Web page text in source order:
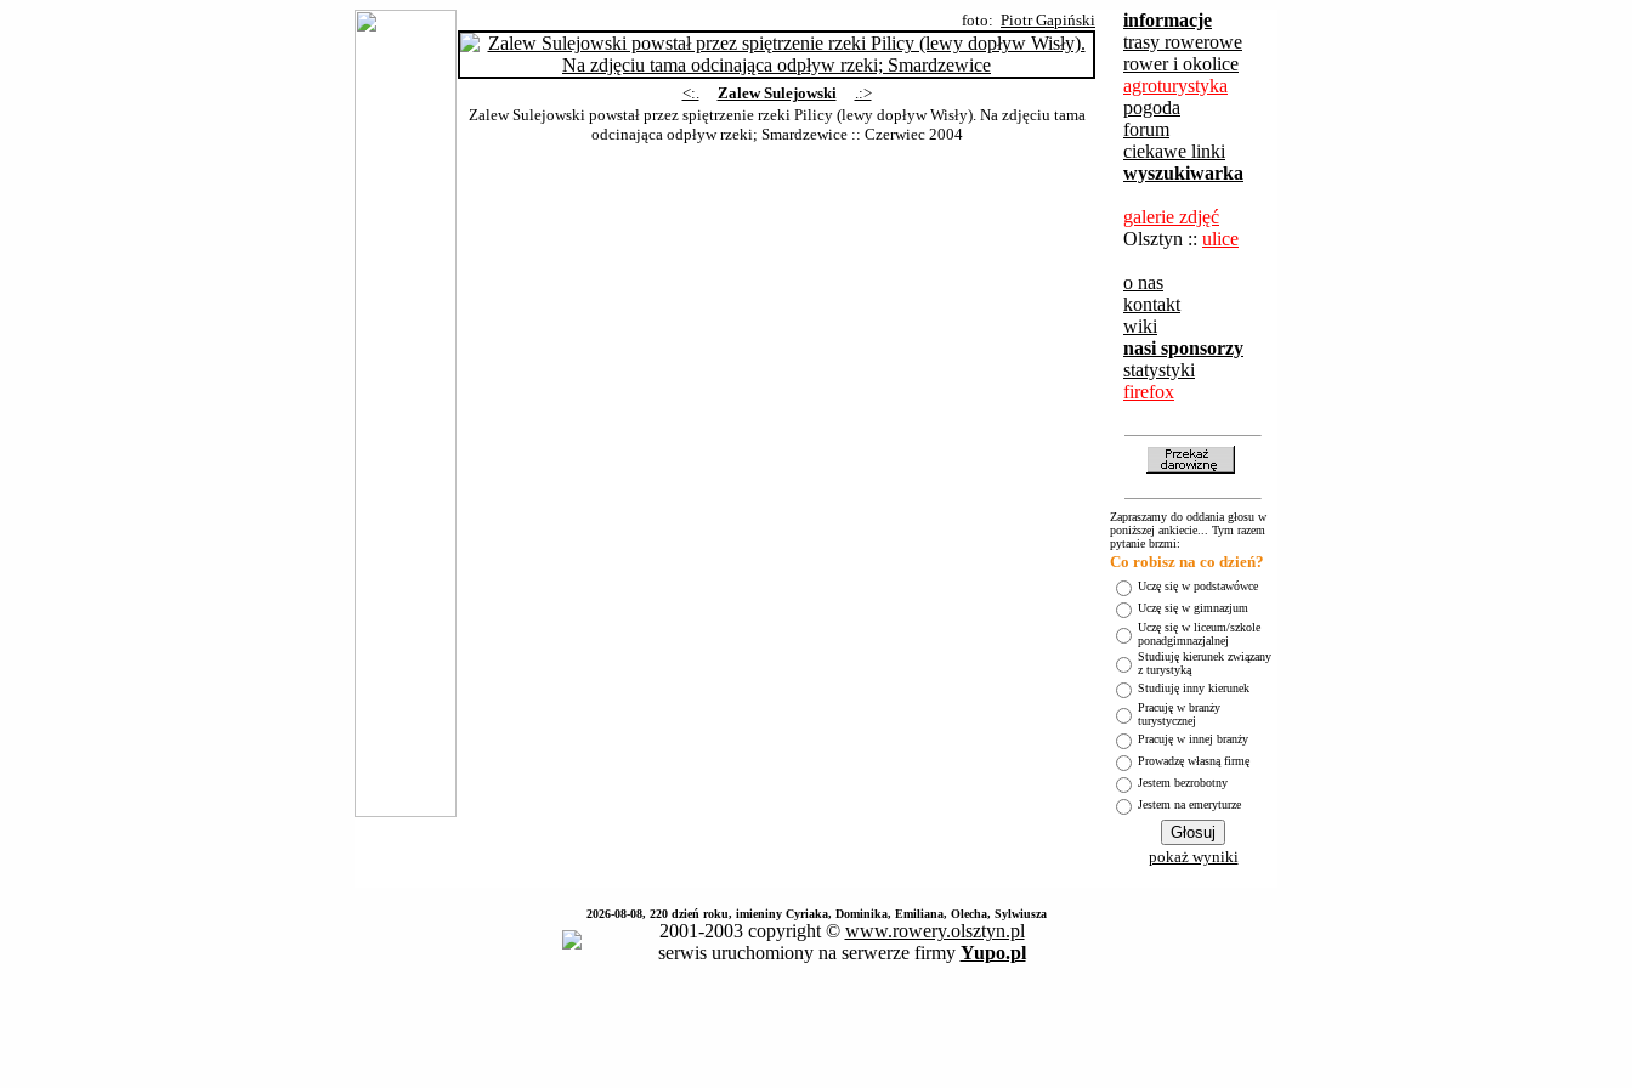
foto: Piotr Gapiński
<:. Zalew Sulejowski
.:>
Zalew Sulejowski powstał przez spiętrzenie rzeki Pilicy (lewy dopływ Wisły). Na zdjęciu tama
odcinająca odpływ rzeki; Smardzewice:: Czerwiec 2004
informacje
trasy rowerowe
rower i okolice
agroturystyka
pogoda
forum
ciekawe linki
wyszukiwarka
galerie zdjęć
Olsztyn :: ulice
o nas
kontakt
wiki
nasi sponsorzy
statystyki
firefox
Zapraszamy do oddania głosu w
poniższej ankiecie... Tym razem
pytanie brzmi:
Co robisz na co dzień?
Uczę się w podstawówce
Uczę się w gimnazjum
Uczę się w liceum/szkole
ponadgimnazjalnej
Studiuję kierunek związany
z turystyką
Studiuję inny kierunek
Pracuję w branży
turystycznej
Pracuję w innej branży
Prowadzę własną firmę
Jestem bezrobotny
Jestem na emeryturze
pokaż wyniki
2026-08-08, 220 dzień roku, imieniny Cyriaka, Dominika, Emiliana, Olecha, Sylwiusza
2001-2003 copyright © www.rowery.olsztyn.pl
serwis uruchomiony na serwerze firmy Yupo.pl